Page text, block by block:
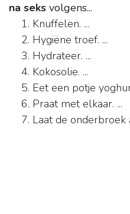
na seks volgens...
Knuffelen. ...
Hygiëne troef. ...
Hydrateer. ...
Kokosolie. ...
Eet een potje
Praat met elkaar. ...
Laat de onderbroek